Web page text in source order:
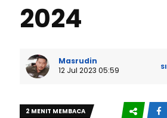
2024
Masrudin
12 Jul 2023 05:59
2 MENIT MEMBACA